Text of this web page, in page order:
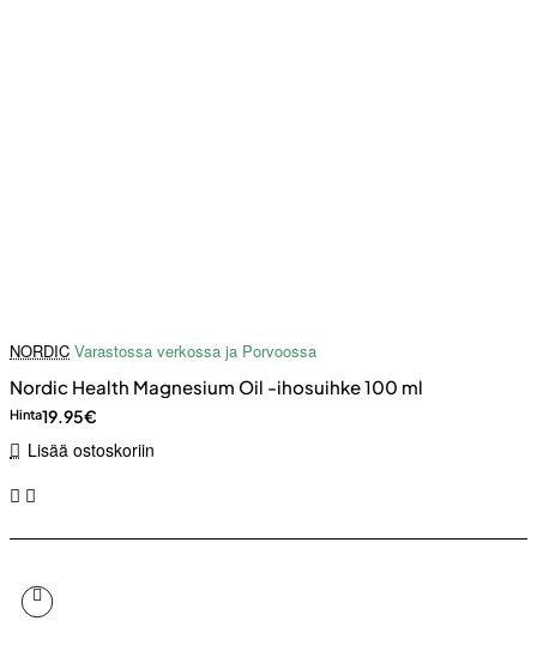
NORDIC Varastossa verkossa ja Porvoossa
Nordic Health Magnesium Oil -ihosuihke 100 ml
Hinta19.95€
Lisää ostoskoriin